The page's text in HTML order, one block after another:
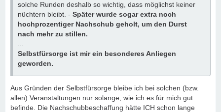
solche Runden deshalb so wichtig, dass möglichst keiner
nüchtern bleibt. - Später wurde sogar extra noch
hochprozentiger Nachschub geholt, um den Durst
nach mehr zu stillen.
Selbstfürsorge ist mir ein besonderes Anliegen
geworden.
Aus Gründen der Selbstfürsorge bleibe ich bei solchen (bzw.
allen) Veranstaltungen nur solange, wie ich es für mich gut
befinde. Die Nachschubbeschaffung hätte ICH schon lange